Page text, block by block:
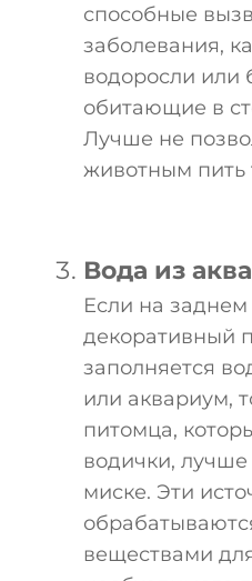
способные
заболевания,
водоросли или
обитающие в
Лучше не
животным пить
Вода из
Если на заднем
декоративный
заполняется
или аквариум,
питомца,
водички, лучше
миске. Эти
веществами